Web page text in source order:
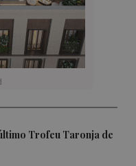
Trofeu Taronja de